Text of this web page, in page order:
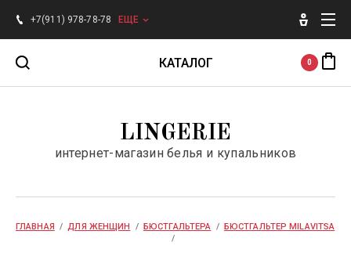
+7(911) 978-78-78 ЕЩЕ
КАТАЛОГ
Для мужчин
0
LINGERIE
интернет-магазин белья и купальников
ГЛАВНАЯ
  /
ДЛЯ ЖЕНЩИН
  /
БЮСТГАЛЬТЕРА
  /
БЮСТГАЛЬТЕР MILAVITSA
/